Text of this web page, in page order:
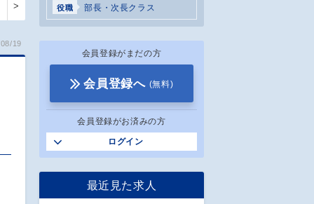
>
19
役職 部長・次長クラス
会員登録がまだの方
会員登録へ (無料)
会員登録がお済みの方
ログイン
最近見た求人